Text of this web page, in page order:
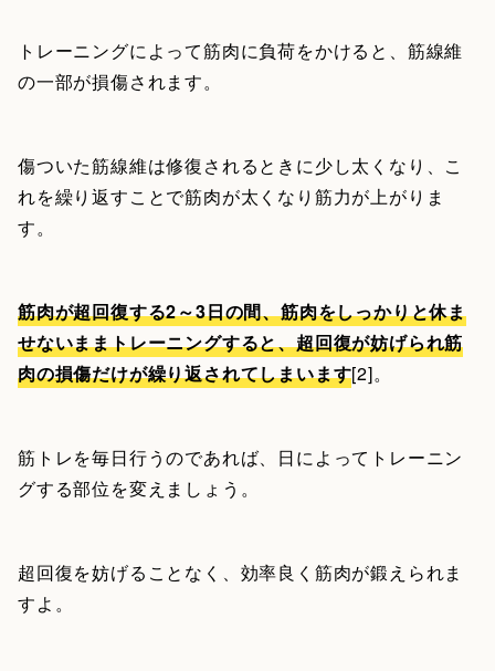
トレーニングによって筋肉に負荷をかけると、筋線維
の一部が損傷されます。
傷ついた筋線維は修復されるときに少し太くなり、こ
れを繰り返すことで筋肉が太くなり筋力が上がりま
す。
筋肉が超回復する2～3日の間、筋肉をしっかりと休ま
せないままトレーニングすると、超回復が妨げられ筋
肉の損傷だけが繰り返されてしまいます[2]。
筋トレを毎日行うのであれば、日によってトレーニン
グする部位を変えましょう。
超回復を妨げることなく、効率良く筋肉が鍛えられま
すよ。